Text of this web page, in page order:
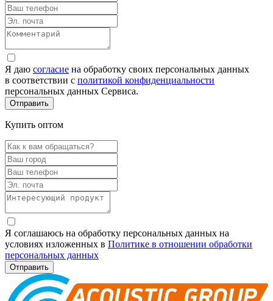
Я даю согласие на обработку своих персональных данных
в соответствии с политикой конфиденциальности
персональных данных Сервиса.
Купить оптом
Я соглашаюсь на обработку персональных данных на
условиях изложенных в Политике в отношении обработки
персональных данных